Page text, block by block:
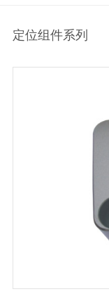
定位组件系列